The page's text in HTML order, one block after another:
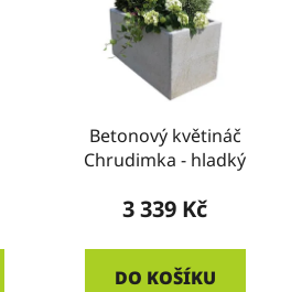
Betonový květináč
Chrudimka - hladký
3 339 Kč
DO KOŠÍKU